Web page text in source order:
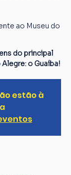
ao Museu do
do principal
o Guaíba!
estão à